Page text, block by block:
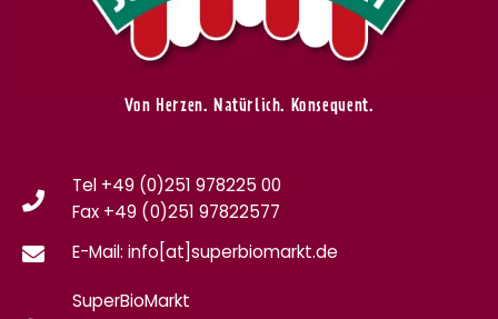
Von Herzen. Natürlich. Konsequent.
Tel +49 (0)251 978225 00
Fax +49 (0)251 97822577
E-Mail: info[at]superbiomarkt.de
SuperBioMarkt